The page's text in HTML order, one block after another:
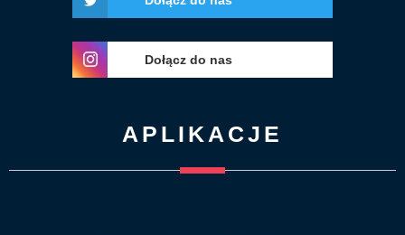
Dołącz do nas
APLIKACJE